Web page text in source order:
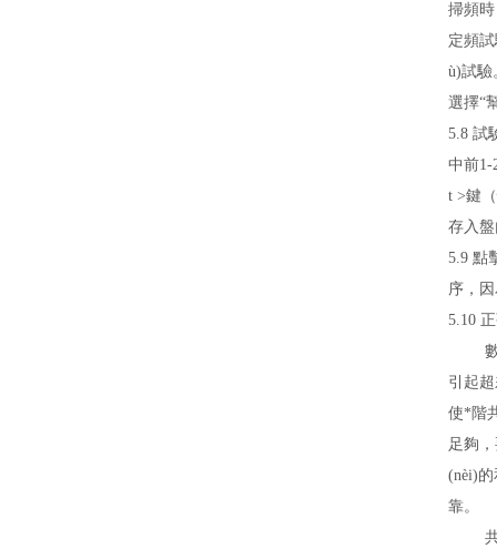
掃頻
定頻
ù)試驗
選擇“
5.8 試
中前1-
t >鍵
存入盤
5.9 點
序，
5.10
引起
使*階
足夠
(nèi)
靠。